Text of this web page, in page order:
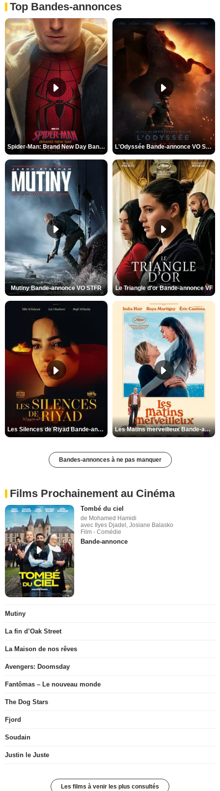
Top Bandes-annonces
Spider-Man: Brand New Day Bande-annonce VO STFR L'Odyssée Bande-annonce VO STFR
Mutiny Bande-annonce VO STFR Le Triangle d'or Bande-annonce VF
Les Silences de Riyad Bande-annonce VO STFR Les Matins merveilleux Bande-annonce VF
Bandes-annonces à ne pas manquer
Films Prochainement au Cinéma
Tombé du ciel
de Mohamed Hamidi
avec Ilyes Djadel, Josiane Balasko
Film - Comédie
Bande-annonce
Mutiny
La fin d’Oak Street
La Maison de nos rêves
Avengers: Doomsday
Fantômas – Le nouveau monde
The Dog Stars
Fjord
Soudain
Justin le Juste
Les films à venir les plus consultés